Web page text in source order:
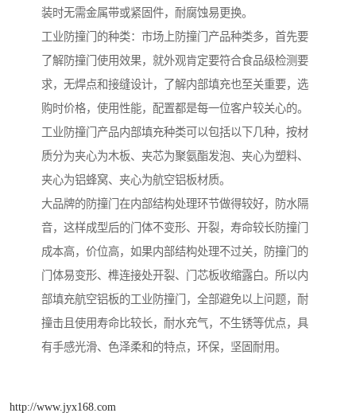
装时无需金属带或紧固件，耐腐蚀易更换。
工业防撞门的种类：市场上防撞门产品种类多，首先要
了解防撞门使用效果，就外观肯定要符合食品级检测要
求，无焊点和接缝设计，了解内部填充也至关重要，选
购时价格，使用性能，配置都是每一位客户较关心的。
工业防撞门产品内部填充种类可以包括以下几种，按材
质分为夹心为木板、夹芯为聚氨酯发泡、夹心为塑料、
夹心为铝蜂窝、夹心为航空铝板材质。
大品牌的防撞门在内部结构处理环节做得较好，防水隔
音，这样成型后的门体不变形、开裂，寿命较长防撞门
成本高，价位高，如果内部结构处理不过关，防撞门的
门体易变形、榫连接处开裂、门芯板收缩露白。所以内
部填充航空铝板的工业防撞门，全部避免以上问题，耐
撞击且使用寿命比较长，耐水充气，不生锈等优点，具
有手感光滑、色泽柔和的特点，环保，坚固耐用。
http://www.jyx168.com